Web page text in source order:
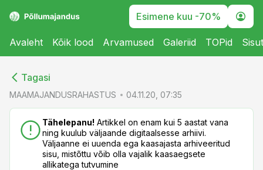
Esimene kuu -70%
Avaleht Kõik lood Arvamused Galeriid TOPid
Tagasi
MAAMAJANDUSRAHASTUS 04.11.20, 07:35
Tähelepanu! Artikkel on enam kui 5 aastat vana
ning kuulub väljaande digitaalsesse arhiivi.
Väljaanne ei uuenda ega kaasajasta arhiveeritud
sisu, mistõttu võib olla vajalik kaasaegsete
allikatega tutvumine